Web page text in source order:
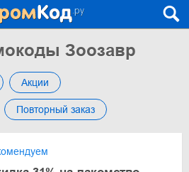
Зоозавр
Акции
Повторный заказ